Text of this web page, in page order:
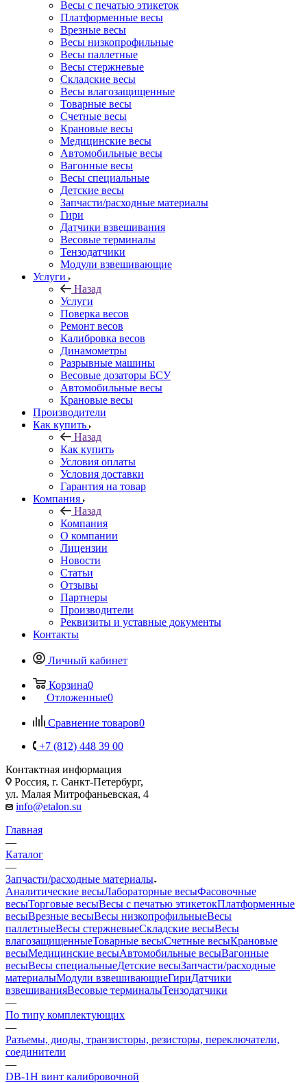
Весы с печатью этикеток
Платформенные весы
Врезные весы
Весы низкопрофильные
Весы паллетные
Весы стержневые
Складские весы
Весы влагозащищенные
Товарные весы
Счетные весы
Крановые весы
Медицинские весы
Автомобильные весы
Вагонные весы
Весы специальные
Детские весы
Запчасти/расходные материалы
Гири
Датчики взвешивания
Весовые терминалы
Тензодатчики
Модули взвешивающие
Услуги
Назад
Услуги
Поверка весов
Ремонт весов
Калибровка весов
Динамометры
Разрывные машины
Весовые дозаторы БСУ
Автомобильные весы
Крановые весы
Производители
Как купить
Назад
Как купить
Условия оплаты
Условия доставки
Гарантия на товар
Компания
Назад
Компания
О компании
Лицензии
Новости
Статьи
Отзывы
Партнеры
Производители
Реквизиты и уставные документы
Контакты
Личный кабинет
Корзина0
Отложенные0
Сравнение товаров0
+7 (812) 448 39 00
Контактная информация
Россия, г. Санкт-Петербург,
ул. Малая Митрофаньевская, 4
info@etalon.su
Главная
—
Каталог
—
Запчасти/расходные материалы
Аналитические весыЛабораторные весыФасовочные
весыТорговые весыВесы с печатью этикетокПлатформенные
весыВрезные весыВесы низкопрофильныеВесы
паллетныеВесы стержневыеСкладские весыВесы
влагозащищенныеТоварные весыСчетные весыКрановые
весыМедицинские весыАвтомобильные весыВагонные
весыВесы специальныеДетские весыЗапчасти/расходные
материалыМодули взвешивающиеГириДатчики
взвешиванияВесовые терминалыТензодатчики
—
По типу комплектующих
—
Разъемы, диоды, транзисторы, резисторы, переключатели,
соединители
—
DB-1H винт калибровочной